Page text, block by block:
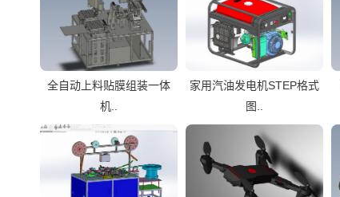
全自动上料贴膜组装一体
机..
家用汽油发电机STEP格式
图..